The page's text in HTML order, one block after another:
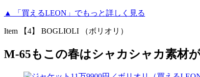
▲ 「買えるLEON」でもっと詳しく見る
Item 【4】 BOGLIOLI （ボリオリ）
M-65もこの春はシャカシャカ素材